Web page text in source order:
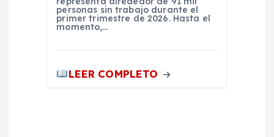
personas sin trabajo durante el
primer trimestre de 2026. Hasta el
momento,…
LEER COMPLETO